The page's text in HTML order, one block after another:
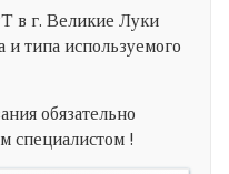
в г. Великие Луки
и типа используемого
обязательно
специалистом !